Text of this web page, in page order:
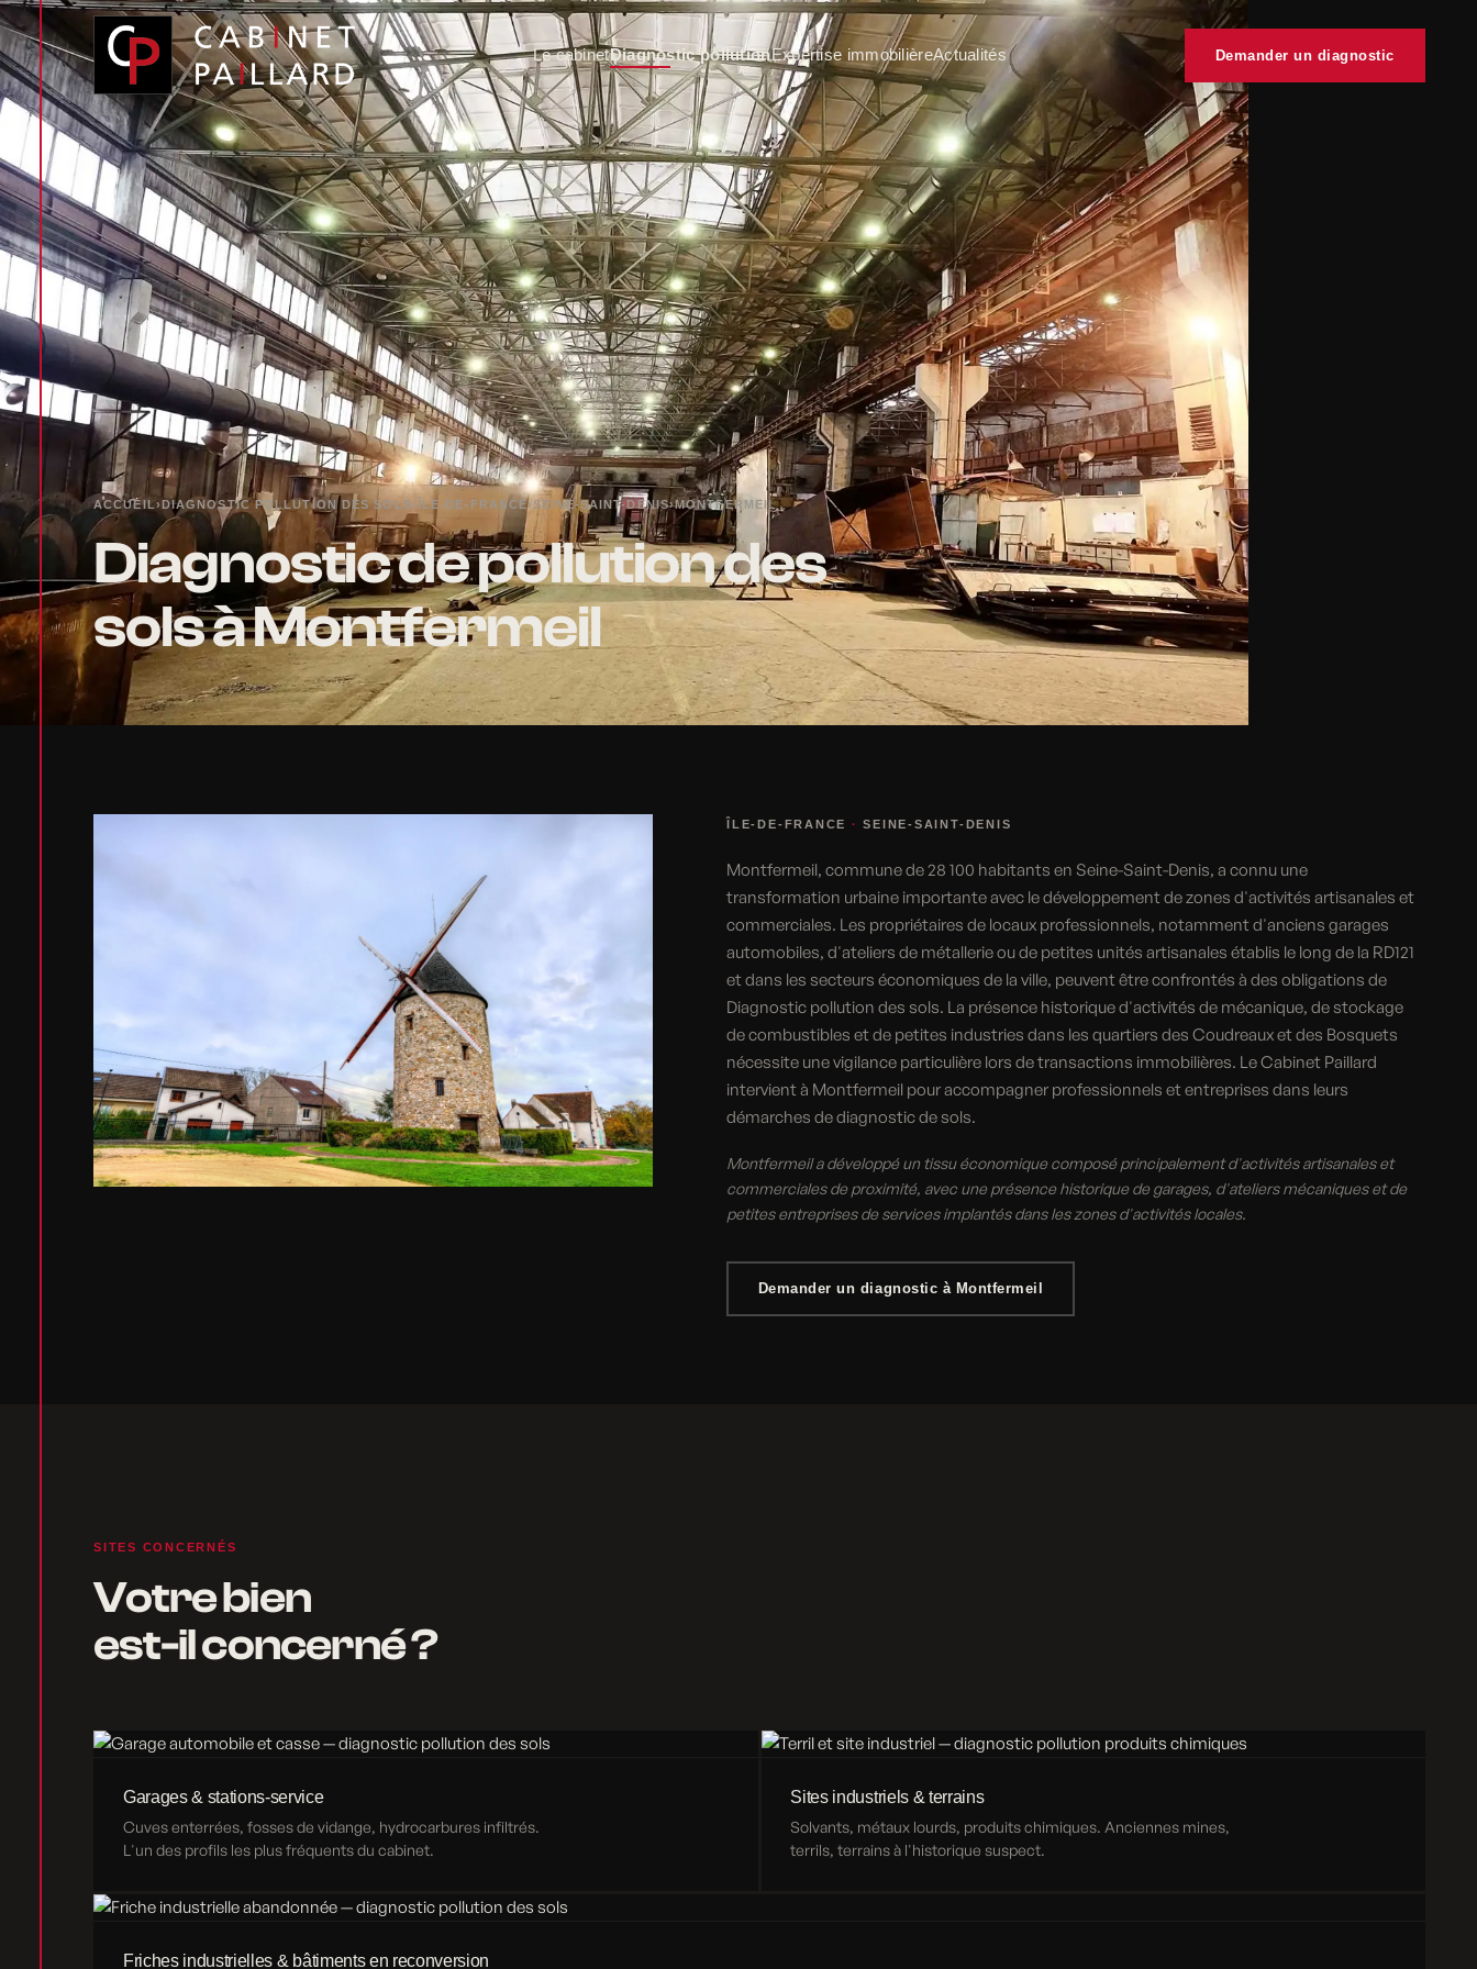
Le cabinetDiagnostic pollutionExpertise immobilièreActualités Demander un diagnostic
ACCUEIL›DIAGNOSTIC POLLUTION DES SOLS› ÎLE-DE-FRANCE›SEINE-SAINT-DENIS›MONTFERMEIL
Diagnostic de pollution des
sols à Montfermeil
ÎLE-DE-FRANCE ·SEINE-SAINT-DENIS
Montfermeil, commune de 28 100 habitants en Seine-Saint-Denis, a connu une
transformation urbaine importante avec le développement de zones d'activités artisanales et
commerciales. Les propriétaires de locaux professionnels, notamment d'anciens garages
automobiles, d'ateliers de métallerie ou de petites unités artisanales établis le long de la RD121
et dans les secteurs économiques de la ville, peuvent être confrontés à des obligations de
Diagnostic pollution des sols. La présence historique d'activités de mécanique, de stockage
de combustibles et de petites industries dans les quartiers des Coudreaux et des Bosquets
nécessite une vigilance particulière lors de transactions immobilières. Le Cabinet Paillard
intervient à Montfermeil pour accompagner professionnels et entreprises dans leurs
démarches de diagnostic de sols.
Montfermeil a développé un tissu économique composé principalement d'activités artisanales et
commerciales de proximité, avec une présence historique de garages, d'ateliers mécaniques et de
petites entreprises de services implantés dans les zones d'activités locales.
Demander un diagnostic à Montfermeil
SITES CONCERNÉS
Votre bien
est-il concerné ?
Garages & stations-service
Cuves enterrées, fosses de vidange, hydrocarbures infiltrés.
L'un des profils les plus fréquents du cabinet.
Sites industriels & terrains
Solvants, métaux lourds, produits chimiques. Anciennes mines,
terrils, terrains à l'historique suspect.
Friches industrielles & bâtiments en reconversion
Panneau de gestion des cookies